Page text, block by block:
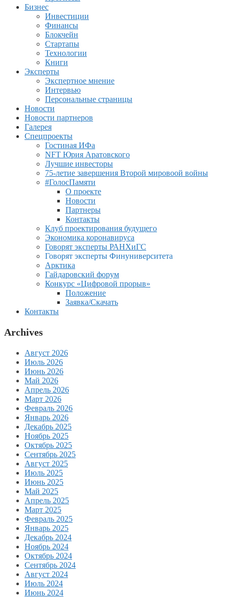
Бизнес
Инвестиции
Финансы
Блокчейн
Стартапы
Технологии
Книги
Эксперты
Экспертное мнение
Интервью
Персональные страницы
Новости
Новости партнеров
Галерея
Спецпроекты
Гостиная ИФа
NFT Юрия Аратовского
Лучшие инвесторы
75-летие завершения Второй мировоой войны
#ГолосПамяти
О проекте
Новости
Партнеры
Контакты
Клуб проектирования будущего
Экономика коронавируса
Говорят эксперты РАНХиГС
Говорят эксперты Финуниверситета
Арктика
Гайдаровский форум
Конкурс «Цифровой прорыв»
Положение
Заявка/Скачать
Контакты
Archives
Август 2026
Июль 2026
Июнь 2026
Май 2026
Апрель 2026
Март 2026
Февраль 2026
Январь 2026
Декабрь 2025
Ноябрь 2025
Октябрь 2025
Сентябрь 2025
Август 2025
Июль 2025
Июнь 2025
Май 2025
Апрель 2025
Март 2025
Февраль 2025
Январь 2025
Декабрь 2024
Ноябрь 2024
Октябрь 2024
Сентябрь 2024
Август 2024
Июль 2024
Июнь 2024